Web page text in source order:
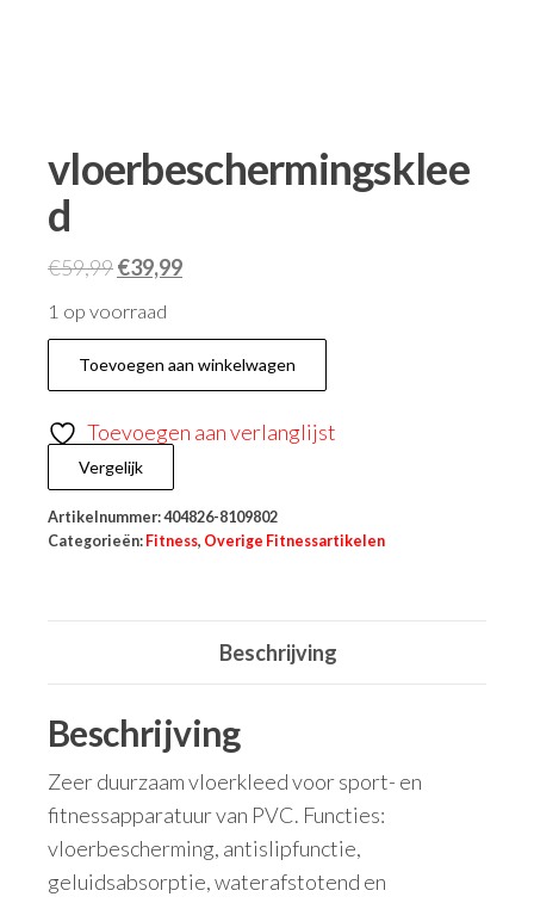
vloerbeschermingsklee
d
€59,99€39,99
1 op voorraad
Toevoegen aan winkelwagen
Toevoegen aan verlanglijst
Vergelijk
Artikelnummer:404826-8109802
Categorieën: Fitness, Overige Fitnessartikelen
Beschrijving
Beschrijving
Zeer duurzaam vloerkleed voor sport- en
fitnessapparatuur van PVC. Functies:
vloerbescherming, antislipfunctie,
geluidsabsorptie, waterafstotend en